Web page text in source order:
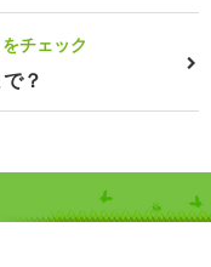
チェック
？